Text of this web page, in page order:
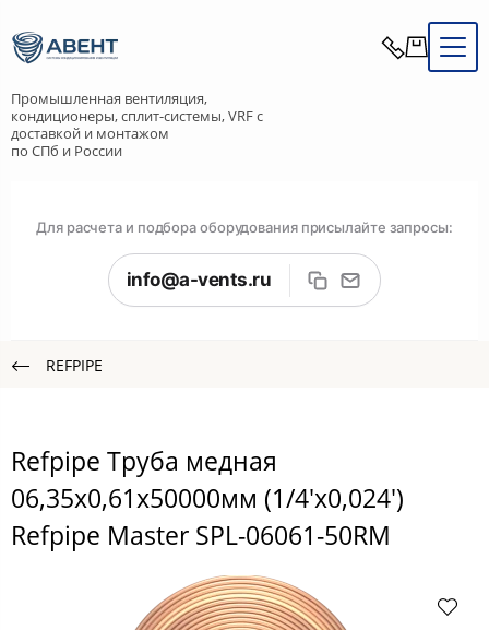
Промышленная вентиляция,
кондиционеры, сплит-системы, VRF с
доставкой и монтажом
по СПб и России
Для расчета и подбора оборудования присылайте запросы:
info@a-vents.ru
REFPIPE
Refpipe Труба медная
06,35x0,61x50000мм (1/4'х0,024')
Refpipe Master SPL-06061-50RM